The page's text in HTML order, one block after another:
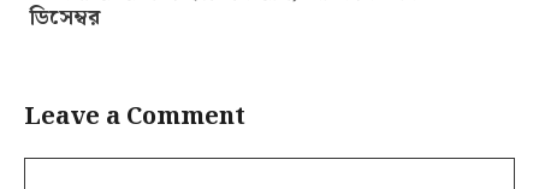
ডিসেম্বর
Leave a Comment
Comment